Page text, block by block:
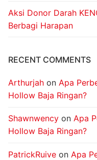
Aksi Donor Darah
Berbagi Harapan
RECENT COMMENTS
Arthurjah on Apa
Hollow Baja Ringan?
Shawnwency on Apa
Hollow Baja Ringan?
PatrickRuive on Apa